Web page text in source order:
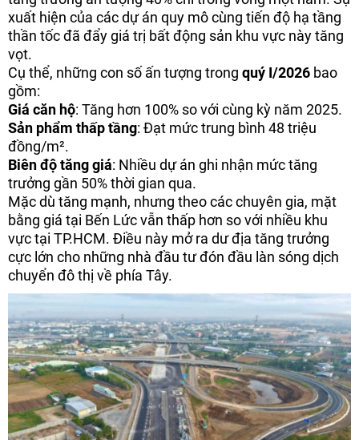
xuất hiện của các dự án quy mô cùng tiến độ hạ tầng
thần tốc đã đẩy giá trị bất động sản khu vực này tăng
vọt.
Cụ thể, những con số ấn tượng trong quý I/2026 bao
gồm:
Giá căn hộ: Tăng hơn 100% so với cùng kỳ năm 2025.
Sản phẩm thấp tầng: Đạt mức trung bình 48 triệu
đồng/m².
Biên độ tăng giá: Nhiều dự án ghi nhận mức tăng
trưởng gần 50% thời gian qua.
Mặc dù tăng mạnh, nhưng theo các chuyên gia, mặt
bằng giá tại Bến Lức vẫn thấp hơn so với nhiều khu
vực tại TP.HCM. Điều này mở ra dư địa tăng trưởng
cực lớn cho những nhà đầu tư đón đầu làn sóng dịch
chuyển đô thị về phía Tây.